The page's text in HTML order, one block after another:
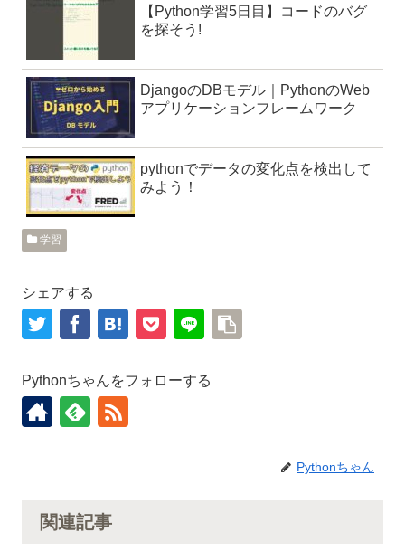
【Python学習5日目】コードのバグ
を探そう!
DjangoのDBモデル｜PythonのWeb
アプリケーションフレームワーク
pythonでデータの変化点を検出して
みよう！
学習
シェアする
Pythonちゃんをフォローする
Pythonちゃん
関連記事